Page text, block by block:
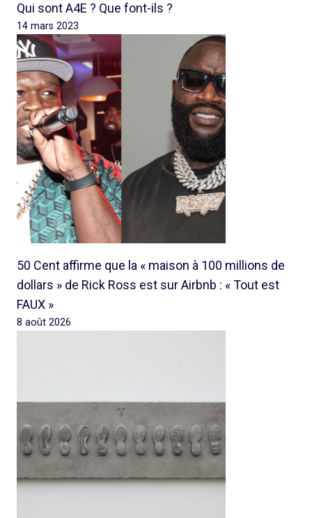
Qui sont A4E ? Que font-ils ?
14 mars 2023
50 Cent affirme que la « maison à 100 millions de
dollars » de Rick Ross est sur Airbnb : « Tout est
FAUX »
8 août 2026